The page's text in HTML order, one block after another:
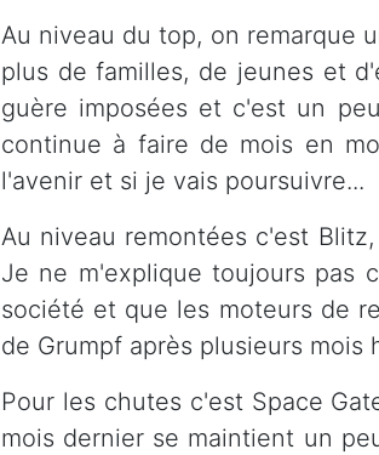
Au niveau du top, on remarque
plus de familles, de jeunes et
guère imposées et c'est un
continue à faire de mois en
l'avenir et si je vais poursuivre...
Au niveau remontées c'est
Je ne m'explique toujours pas
société et que les moteurs de
de Grumpf après plusieurs mois
Pour les chutes c'est Space
mois dernier se maintient un